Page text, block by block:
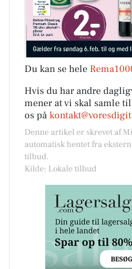
Du kan se hele
Hvis du har andre
mener at vi skal samle
os på
Denne artikel er skrevet af
automatisk hentet fra
tilbud.
Kilde: Lokale tilbud